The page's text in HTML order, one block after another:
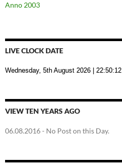
Anno 2003
LIVE CLOCK DATE
Wednesday, 5th August 2026 | 22:50:12
VIEW TEN YEARS AGO
06.08.2016- No Post on this Day.